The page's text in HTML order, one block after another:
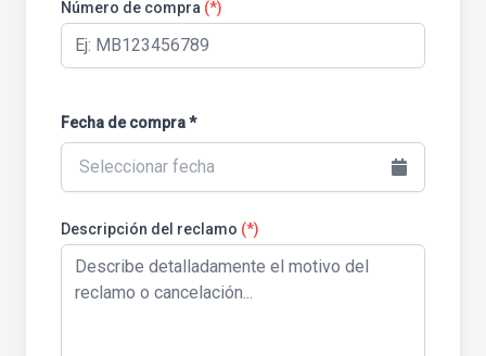
Número de compra (*)
Fecha de compra *
Seleccionar fecha
Descripción del reclamo (*)